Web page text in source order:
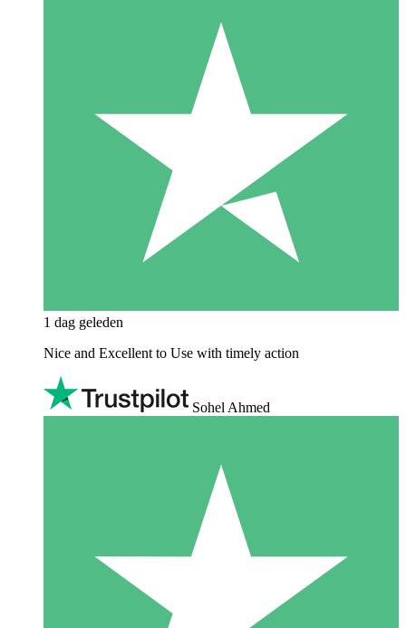
1 dag geleden
Nice and Excellent to Use with timely action
Sohel Ahmed